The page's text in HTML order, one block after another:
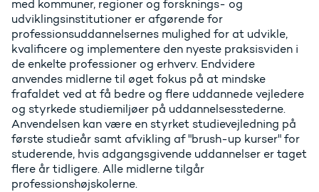
med kommuner, regioner og forsknings- og
udviklingsinstitutioner er afgørende for
professionsuddannelsernes mulighed for at udvikle,
kvalificere og implementere den nyeste praksisviden i
de enkelte professioner og erhverv. Endvidere
anvendes midlerne til øget fokus på at mindske
frafaldet ved at få bedre og flere uddannede vejledere
og styrkede studiemiljøer på uddannelsesstederne.
Anvendelsen kan være en styrket studievejledning på
første studieår samt afvikling af "brush-up kurser" for
studerende, hvis adgangsgivende uddannelser er taget
flere år tidligere. Alle midlerne tilgår
professionshøjskolerne.